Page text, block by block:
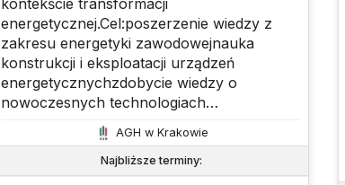
kontekście transformacji
energetycznej.Cel:poszerzenie wiedzy z
zakresu energetyki zawodowejnauka
konstrukcji i eksploatacji urządzeń
energetycznychzdobycie wiedzy o
nowoczesnych technologiach
energetycznychrozwój umiejętności
projektowania i bilansowania systemów
energetycznychpoznanie regulacji
prawnych dotyczących energetyki i
AGH w Krakowie
Najbliższe terminy: